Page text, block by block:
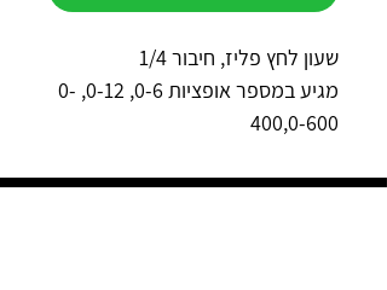
שעון לחץ פליז, חיבור 1/4
מגיע במספר אופציות 0-6, 0-12, 0-
400,0-600